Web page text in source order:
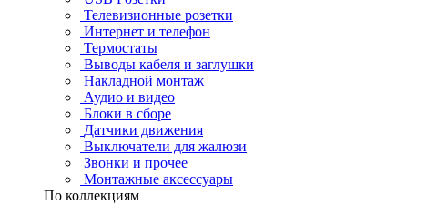
Телевизионные розетки
Интернет и телефон
Термостаты
Выводы кабеля и заглушки
Накладной монтаж
Аудио и видео
Блоки в сборе
Датчики движения
Выключатели для жалюзи
Звонки и прочее
Монтажные аксессуары
По коллекциям